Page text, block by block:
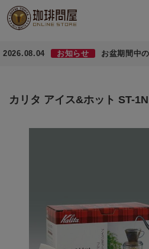
2026.08.04 お知らせ お盆期間中
カリタ アイス&ホット ST-1N